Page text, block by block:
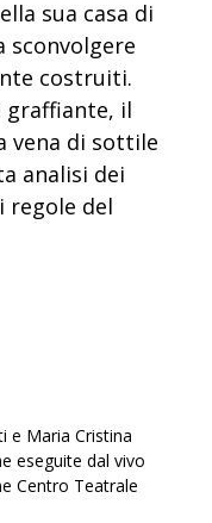
sua casa di
sconvolgere
costruiti.
graffiante, il
vena di sottile
analisi dei
regole del
e Maria Cristina
eseguite dal vivo
Centro Teatrale